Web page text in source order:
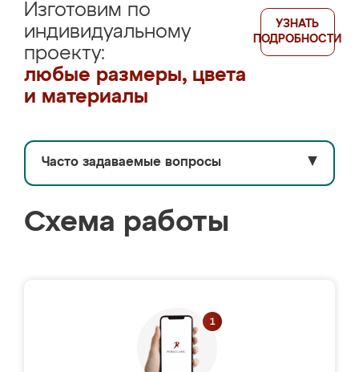
Изготовим по
индивидуальному
проекту:
любые размеры, цвета
и материалы
УЗНАТЬ
ПОДРОБНОСТИ
Часто задаваемые вопросы ▼
Схема работы